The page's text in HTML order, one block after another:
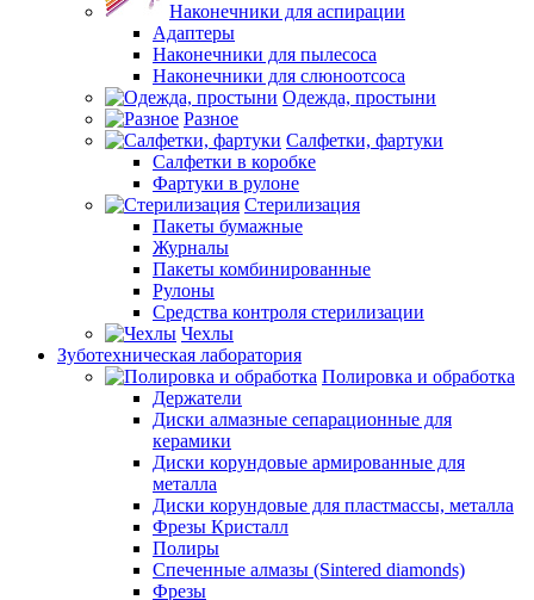
Наконечники для аспирации
Адаптеры
Наконечники для пылесоса
Наконечники для слюноотсоса
Одежда, простыни
Разное
Салфетки, фартуки
Салфетки в коробке
Фартуки в рулоне
Стерилизация
Пакеты бумажные
Журналы
Пакеты комбинированные
Рулоны
Средства контроля стерилизации
Чехлы
Зуботехническая лаборатория
Полировка и обработка
Держатели
Диски алмазные сепарационные для
керамики
Диски корундовые армированные для
металла
Диски корундовые для пластмассы, металла
Фрезы Кристалл
Полиры
Спеченные алмазы (Sintered diamonds)
Фрезы